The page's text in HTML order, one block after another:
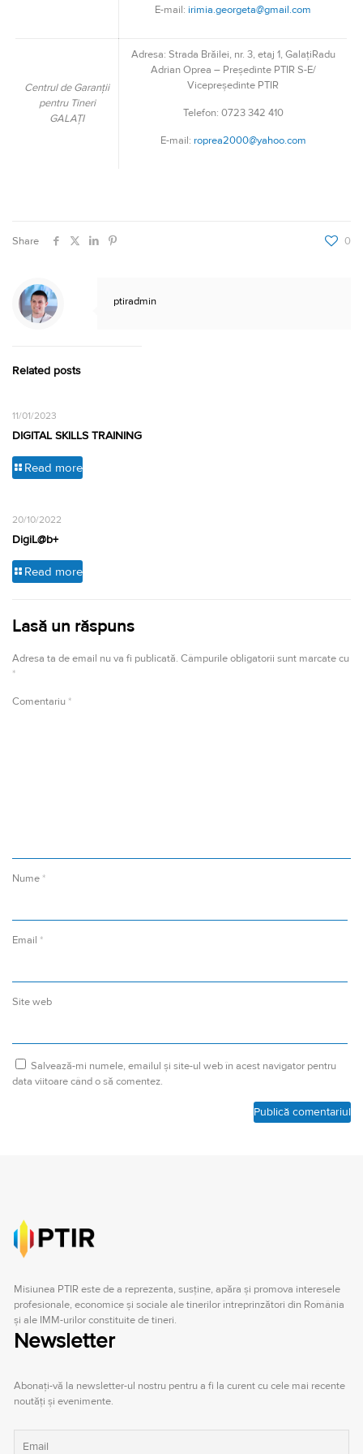
E-mail: irimia.georgeta@gmail.com
Centrul de Garanții
pentru Tineri
GALAȚI
Adresa: Strada Brăilei, nr. 3, etaj 1, GalațiRadu
Adrian Oprea – Președinte PTIR S-E/
Vicepreședinte PTIR
Telefon: 0723 342 410
E-mail: roprea2000@yahoo.com
Share 0
ptiradmin
Related posts
11/01/2023
DIGITAL SKILLS TRAINING
Read more
20/10/2022
DigiL@b+
Read more
Lasă un răspuns
Adresa ta de email nu va fi publicată. Câmpurile obligatorii sunt marcate cu
*
Comentariu *
Nume *
Email *
Site web
Salvează-mi numele, emailul și site-ul web în acest navigator pentru
data viitoare când o să comentez.
Misiunea PTIR este de a reprezenta, susţine, apăra şi promova interesele
profesionale, economice şi sociale ale tinerilor întreprinzători din România
şi ale IMM-urilor constituite de tineri.
Newsletter
Abonați-vă la newsletter-ul nostru pentru a fi la curent cu cele mai recente
noutăți și evenimente.